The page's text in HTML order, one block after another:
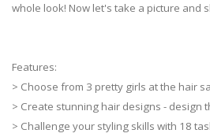
whole look! Now let's take a picture and
Features:
> Choose from 3 pretty girls at the hair
> Create stunning hair designs - design
> Challenge your styling skills with 18